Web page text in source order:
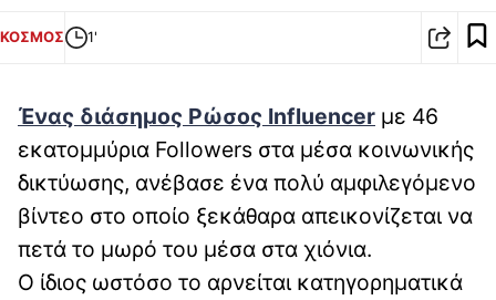
ΚΟΣΜΟΣ 1'
Ένας διάσημος Ρώσος Influencer με 46
εκατομμύρια Followers στα μέσα κοινωνικής
δικτύωσης, ανέβασε ένα πολύ αμφιλεγόμενο
βίντεο στο οποίο ξεκάθαρα απεικονίζεται να
πετά το μωρό του μέσα στα χιόνια.
Ο ίδιος ωστόσο το αρνείται κατηγορηματικά